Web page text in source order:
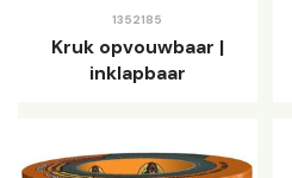
1352185
Kruk opvouwbaar |
inklapbaar